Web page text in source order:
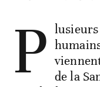
P lusieurs
de la